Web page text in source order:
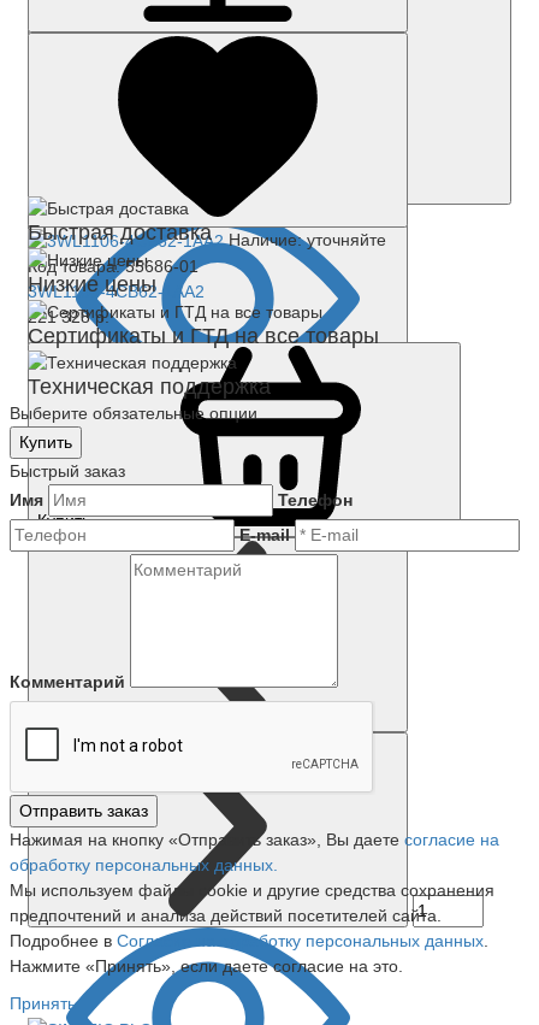
Наличие: уточняйте
Код товара: 55686-01
3WL1106-4CB62-1AA2
221 328 р.
Купить
Быстрая доставка
Низкие цены
Сертификаты и ГТД на все товары
Техническая поддержка
Выберите обязательные опции
Купить
Быстрый заказ
Имя
Телефон
E-mail
Комментарий
Отправить заказ
Нажимая на кнопку «Отправить заказ», Вы даете согласие на
обработку персональных данных.
Мы используем файлы cookie и другие средства сохранения
предпочтений и анализа действий посетителей сайта.
Подробнее в Согласие на обработку персональных данных.
Нажмите «Принять», если даете согласие на это.
Принять